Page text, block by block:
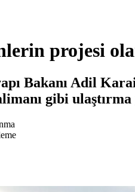
projesi
Bakanı Adil
gibi